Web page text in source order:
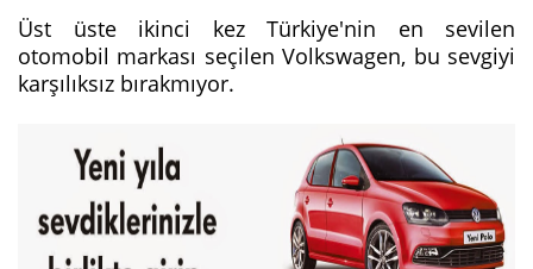
Üst üste ikinci kez Türkiye'nin en sevilen
otomobil markası seçilen Volkswagen, bu sevgiyi
karşılıksız bırakmıyor.